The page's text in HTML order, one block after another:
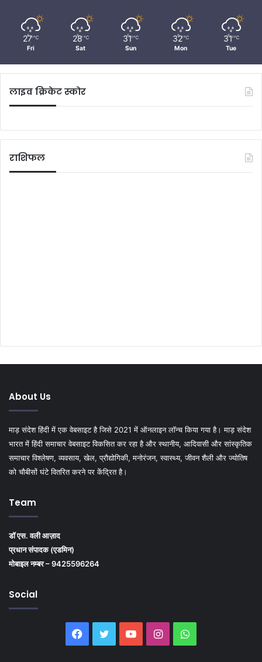
27 ℃
Fri
28 ℃
Sat
31 ℃
Sun
32 ℃
Mon
31 ℃
Tue
लाइव क्रिकेट स्कोर
राशिफल
About Us
माड़ संदेश हिंदी में एक वेबसाइट है जिसे 2021 में ऑनलाइन लॉन्च किया गया है। माड़ संदेश
भारत में हिंदी समाचार वेबसाइट विकसित कर रहा है और स्थानीय, आदिवासी और सांस्कृतिक
समाचार विश्लेषण, व्यवसाय, खेल, प्रौद्योगिकी, मनोरंजन, स्वास्थ्य, जीवन शैली और ज्योतिष
को चौबीसों घंटे वितरित करने पर केंद्रित है।
Team
डॉ एस. वली आज़ाद
प्रधान संपादक (एडमिन)
मोबाइल नम्बर – 9425596264
Social
Facebook
Twitter YouTubeInstagramWhatsApp